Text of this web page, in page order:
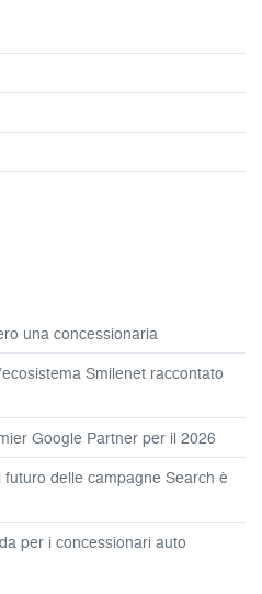
una concessionaria
Smilenet raccontato
Google Partner per il 2026
delle campagne Search è
per i concessionari auto